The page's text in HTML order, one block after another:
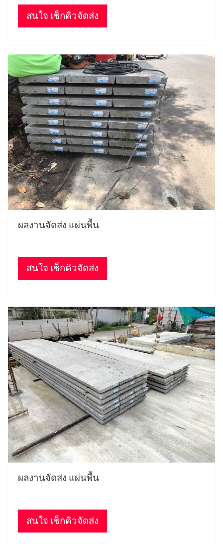
สนใจ เช็กคิวจัดส่ง
ผลงานจัดส่ง แผ่นพื้น
สนใจ เช็กคิวจัดส่ง
ผลงานจัดส่ง แผ่นพื้น
สนใจ เช็กคิวจัดส่ง